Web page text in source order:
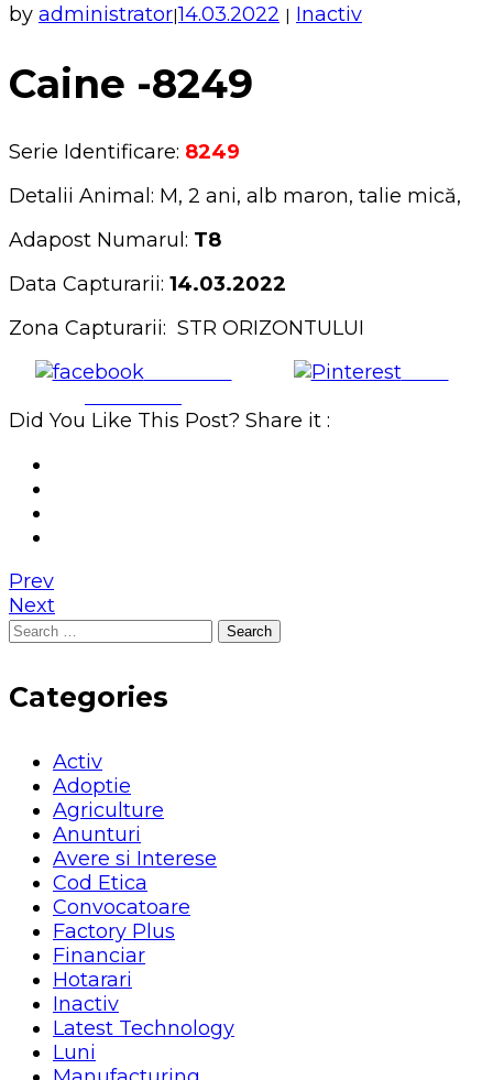
by administrator|14.03.2022 | Inactiv
Caine -8249
Serie Identificare: 8249
Detalii Animal: M, 2 ani, alb maron, talie mică,
Adapost Numarul: T8
Data Capturarii: 14.03.2022
Zona Capturarii: STR ORIZONTULUI
Share on
Save
Did You Like This Post? Share it :
Prev
Next
Search
Categories
Activ
Adoptie
Agriculture
Anunturi
Avere si Interese
Cod Etica
Convocatoare
Factory Plus
Financiar
Hotarari
Inactiv
Latest Technology
Luni